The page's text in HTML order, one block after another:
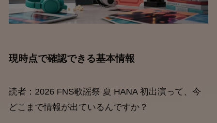
現時点で確認できる基本情報
読者：2026 FNS歌謡祭 夏 HANA 初出演って、今
どこまで情報が出ているんですか？